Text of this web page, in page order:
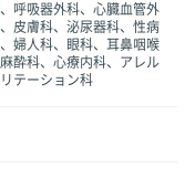
呼吸器外科、心臓血管外
皮膚科、泌尿器科、性病
婦人科、眼科、耳鼻咽喉
酔科、心療内科、アレル
テーション科